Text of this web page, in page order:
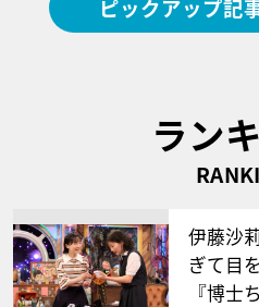
ピックアップ記
ラン
伊藤沙
ぎて目
『博士